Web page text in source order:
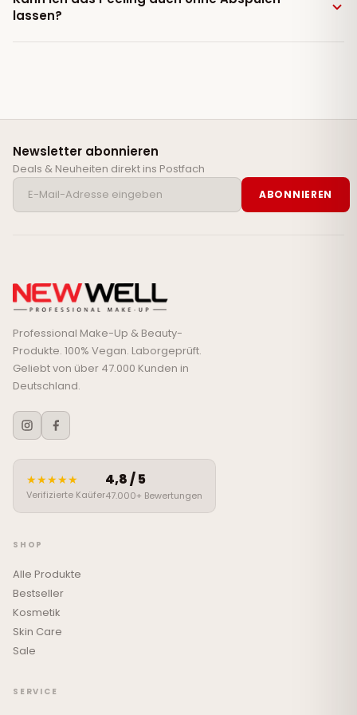
lassen?
Newsletter abonnieren
Deals & Neuheiten direkt ins Postfach
ABONNIEREN
Professional Make-Up & Beauty-
Produkte. 100% Vegan. Laborgeprüft.
Geliebt von über 47.000 Kunden in
Deutschland.
★★★★★
Verifizierte Kaüfer
4,8 / 5
47.000+ Bewertungen
SHOP
Alle Produkte
Bestseller
Kosmetik
Skin Care
Sale
SERVICE